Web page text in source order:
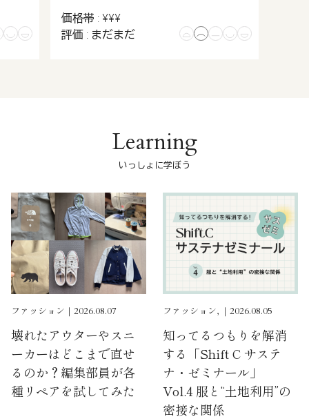
価格帯 : ¥¥¥
評価 : まだまだ
Learning
いっしょに学ぼう
ファッション｜2026.08.07
壊れたアウターやスニ
ーカーはどこまで直せ
るのか？編集部員が各
種リペアを試してみた
ファッション, ｜2026.08.05
知ってるつもりを解消
する「Shift C サステ
ナ・ゼミナール」
Vol.4 服と“土地利用”の
密接な関係